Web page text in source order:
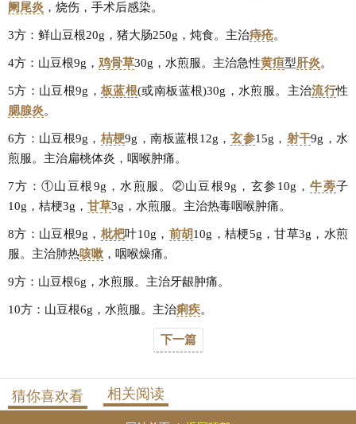
阑尾炎 ，烧伤，手术后感染。
3方：鲜山豆根20g，猪大肠250g，炖食。主治痔疮。
4方：山豆根9g， 鸡骨草30g，水煎服。主治急性黄疸型肝炎。
5方：山豆根9g， 板蓝根(或南板蓝根)30g，水煎服。主治流行性
腮腺炎。
6方：山豆根9g， 桔梗9g，南板蓝根12g，玄参15g， 射干9g，水
煎服。主治扁桃体炎，咽喉肿痛。
7方：①山豆根9g，水煎服。②山豆根9g，玄参10g，牛蒡子
10g，桔梗3g， 甘草3g，水煎服。主治热毒咽喉肿痛。
8方：山豆根9g， 枇杷叶10g， 前胡10g，桔梗5g，甘草3g，水煎
服。主治肺热咳嗽 ，咽喉燥痛。
9方：山豆根6g，水煎服。主治牙龈肿痛。
10方：山豆根6g，水煎服。主治痢疾。
下一篇
猜你喜欢看 相关阅读